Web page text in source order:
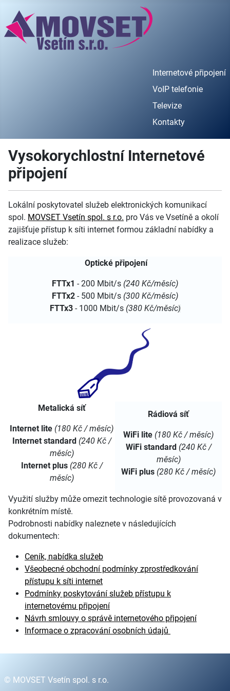
Internetové připojení
VoIP telefonie
Televize
Kontakty
Vysokorychlostní Internetové
připojení
Lokální poskytovatel služeb elektronických komunikací
spol. MOVSET Vsetín spol. s r.o. pro Vás ve Vsetíně a okolí
zajišťuje přístup k síti internet formou základní nabídky a
realizace služeb:
Optické připojení
FTTx1 - 200 Mbit/s (240 Kč/měsíc)
FTTx2 - 500 Mbit/s (300 Kč/měsíc)
FTTx3- 1000 Mbit/s (380 Kč/měsíc)
Metalická síť
Internet lite (180 Kč / měsíc)
Internet standard (240 Kč /
měsíc)
Internet plus (280 Kč /
měsíc)
Rádiová síť
WiFi lite (180 Kč / měsíc)
WiFi standard (240 Kč /
měsíc)
WiFi plus (280 Kč / měsíc)
Využití služby může omezit technologie sítě provozovaná v
konkrétním místě.
Podrobnosti nabídky naleznete v následujících
dokumentech:
Ceník, nabídka služeb
Všeobecné obchodní podmínky zprostředkování
přístupu k síti internet
Podmínky poskytování služeb přístupu k
internetovému připojení
Návrh smlouvy o správě internetového připojení
Informace o zpracování osobních údajů
© MOVSET Vsetín spol. s r.o.